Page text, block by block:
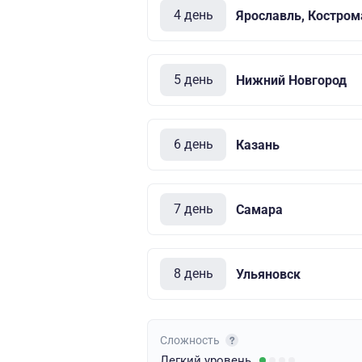
4 день Ярославль,
5 день Нижний Новгород
6 день Казань
7 день Самара
8 день Ульяновск
Сложность